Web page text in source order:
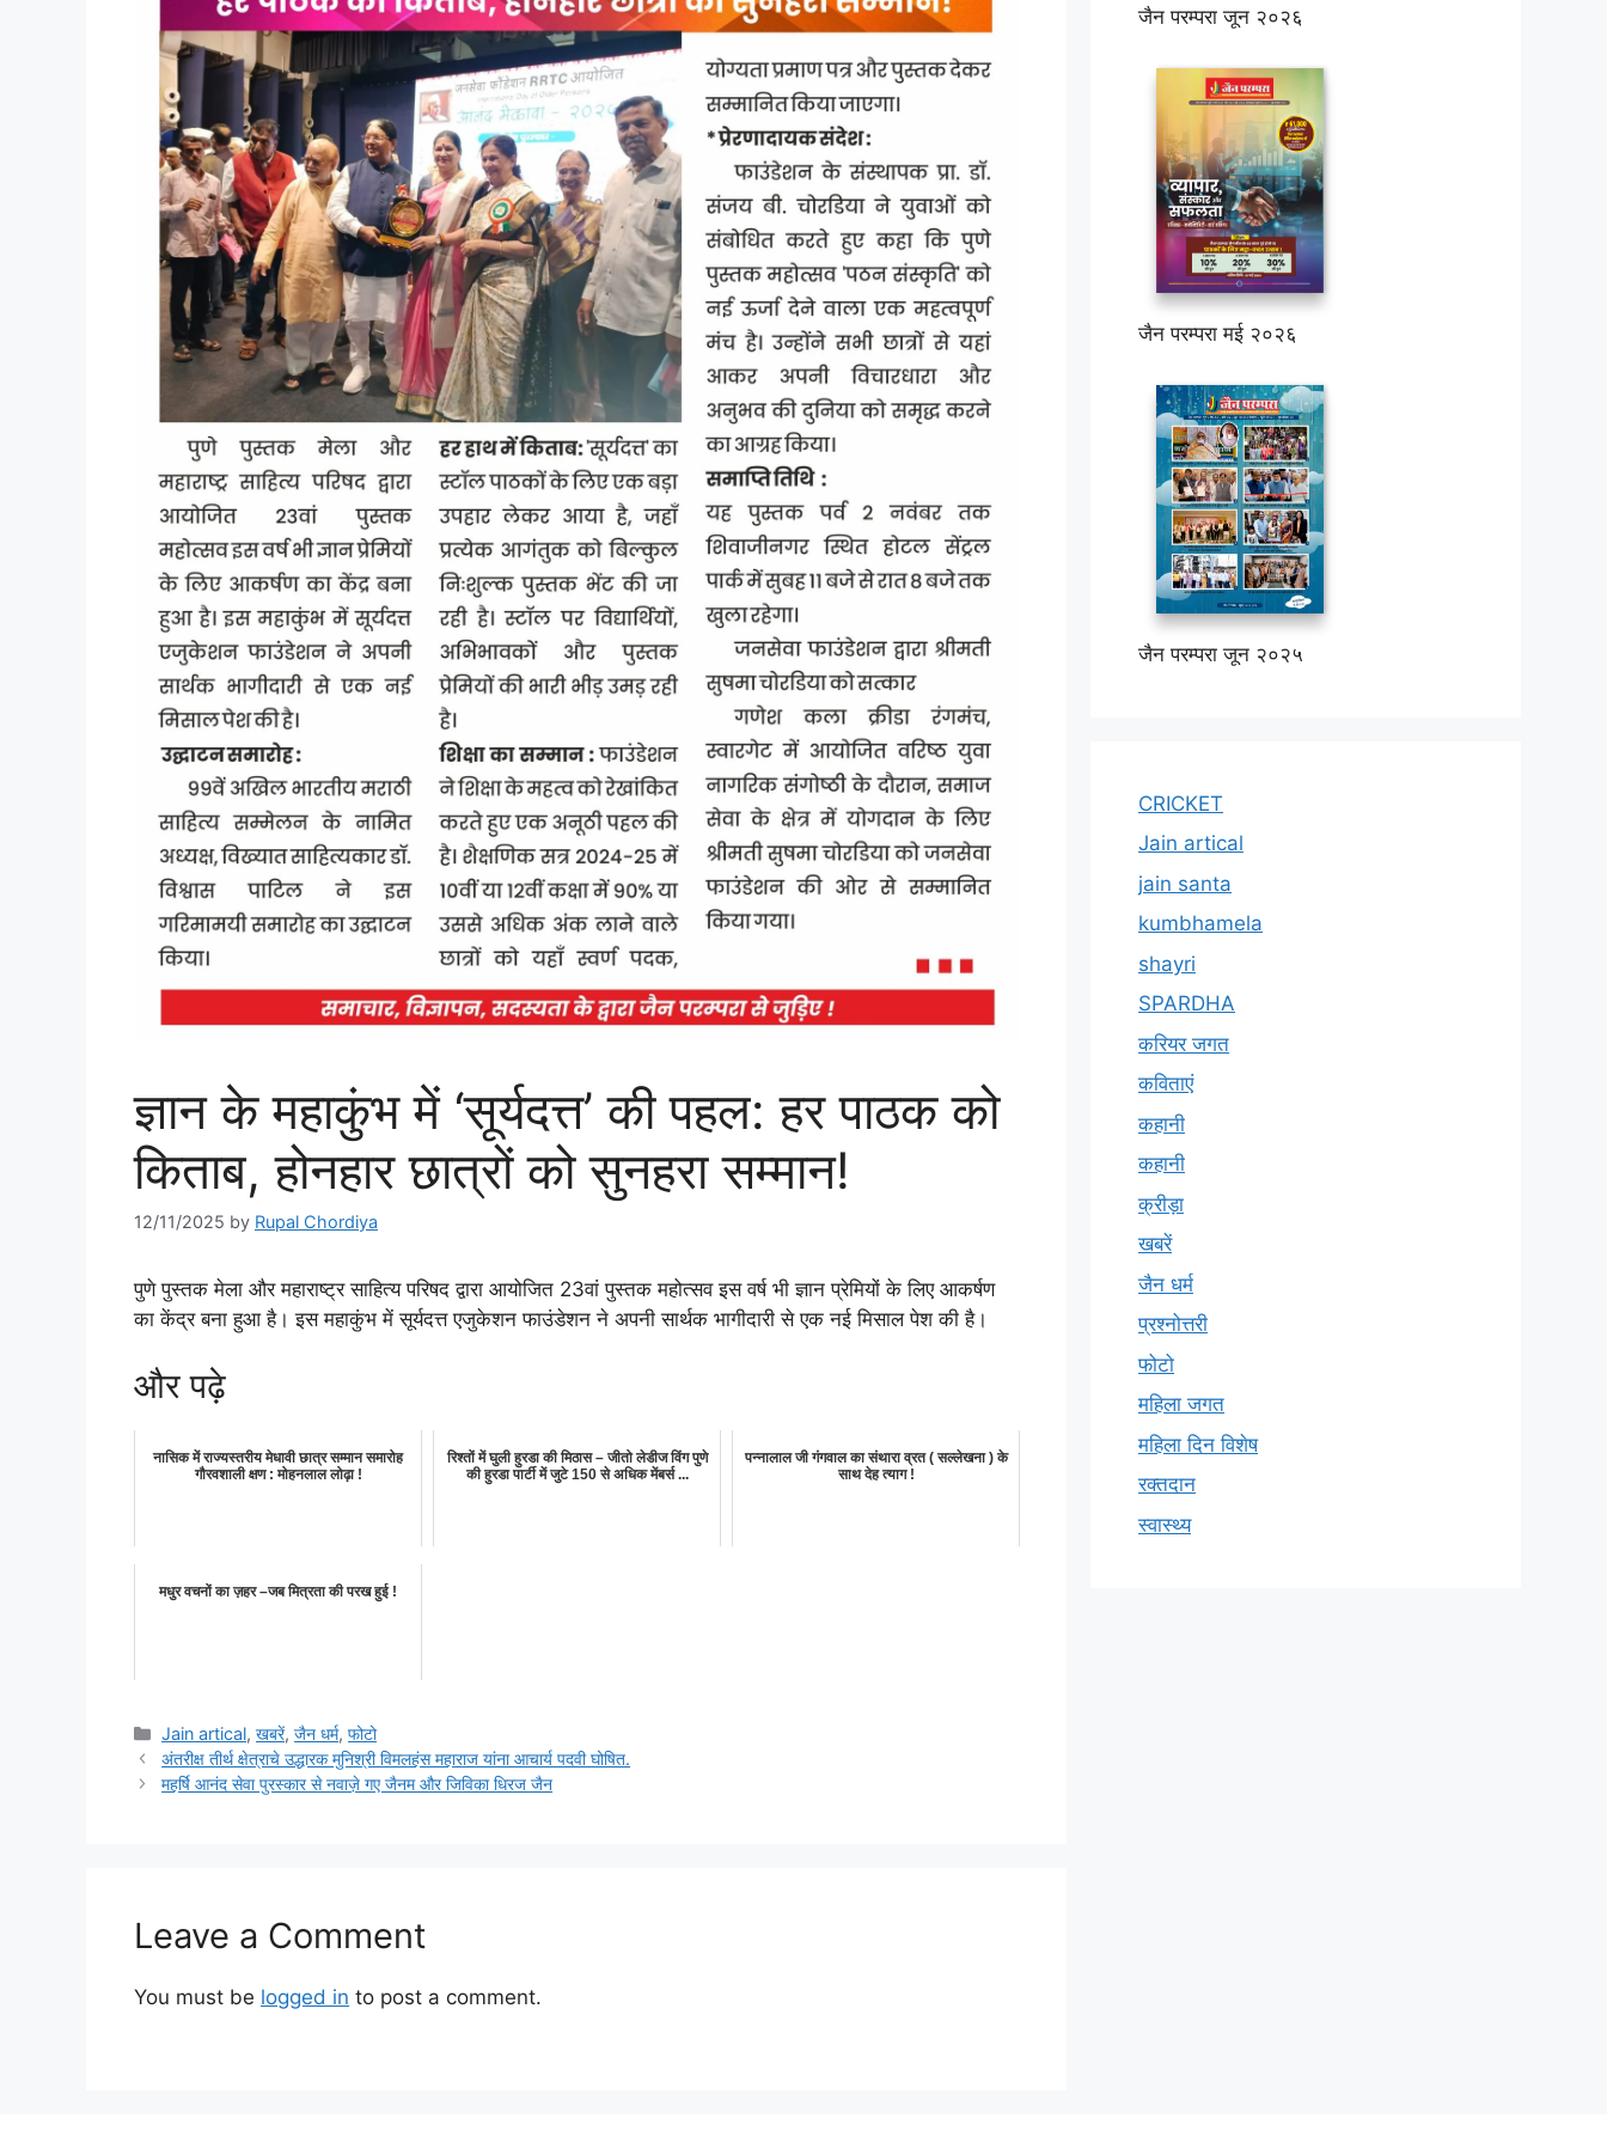
ज्ञान के महाकुंभ में ‘सूर्यदत्त’ की पहल: हर पाठक को
किताब, होनहार छात्रों को सुनहरा सम्मान!
12/11/2025 by Rupal Chordiya
पुणे पुस्तक मेला और महाराष्ट्र साहित्य परिषद द्वारा आयोजित 23वां पुस्तक महोत्सव इस वर्ष भी ज्ञान प्रेमियों के लिए आकर्षण
का केंद्र बना हुआ है। इस महाकुंभ में सूर्यदत्त एजुकेशन फाउंडेशन ने अपनी सार्थक भागीदारी से एक नई मिसाल पेश की है।
और पढ़े
नासिक में राज्यस्तरीय मेधावी छात्र सम्मान समारोह
गौरवशाली क्षण : मोहनलाल लोढ़ा !
रिश्तों में घुली हुरडा की मिठास – जीतो लेडीज विंग पुणे
की हुरडा पार्टी में जुटे 150 से अधिक मेंबर्स ...
पन्नालाल जी गंगवाल का संथारा व्रत ( सल्लेखना ) के
साथ देह त्याग !
मधुर वचनों का ज़हर –जब मित्रता की परख हुई !
Categories
Jain artical,खबरें,जैन धर्म,फोटो
अंतरीक्ष तीर्थ क्षेत्राचे उद्धारक मुनिश्री विमलहंस महाराज यांना आचार्य पदवी घोषित.
महर्षि आनंद सेवा पुरस्कार से नवाज़े गए जैनम और जिविका धिरज जैन
Leave a Comment
You must be logged in to post a comment.
जैन परम्परा जून २०२६
जैन परम्परा मई २०२६
जैन परम्परा जून २०२५
CRICKET
Jain artical
jain santa
kumbhamela
shayri
SPARDHA
करियर जगत
कविताएं
कहानी
कहानी
क्रीड़ा
खबरें
जैन धर्म
प्रश्नोत्तरी
फोटो
महिला जगत
महिला दिन विशेष
रक्तदान
स्वास्थ्य